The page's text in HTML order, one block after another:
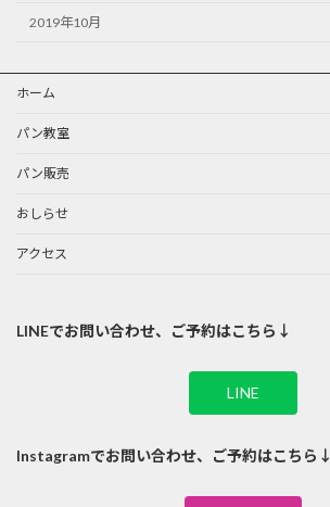
2019年10月
ホーム
パン教室
パン販売
おしらせ
アクセス
LINEでお問い合わせ、ご予約はこちら↓
LINE
Instagramでお問い合わせ、ご予約はこちら↓